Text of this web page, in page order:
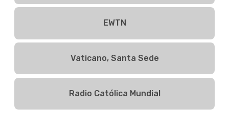
EWTN
Vaticano, Santa Sede
Radio Católica Mundial